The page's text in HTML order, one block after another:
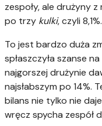
zespoły, ale drużyny
po trzy kulki, czyli 8,1%.
To jest bardzo duża
spłaszczyła szanse
najgorszej drużynie
najsłabszym po 14%.
bilans nie tylko nie
wręcz spycha zespół